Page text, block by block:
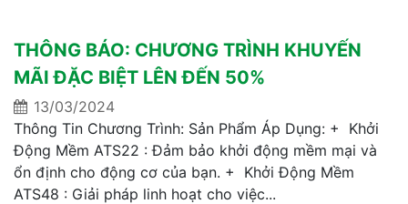
THÔNG BÁO: CHƯƠNG TRÌNH KHUYẾN
MÃI ĐẶC BIỆT LÊN ĐẾN 50%
13/03/2024
Thông Tin Chương Trình: Sản Phẩm Áp Dụng: + Khởi
Động Mềm ATS22 : Đảm bảo khởi động mềm mại và
ổn định cho động cơ của bạn. + Khởi Động Mềm
ATS48 : Giải pháp linh hoạt cho việc...